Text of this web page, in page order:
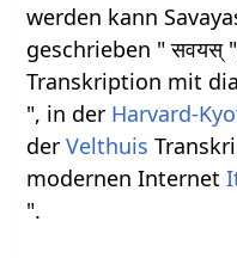
werden kann
geschrieben " सवयस्
Transkription mit
", in der Harvard-
derVelthuis
modernen Internet
".